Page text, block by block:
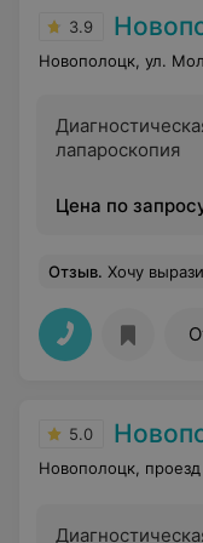
3.9
Новополоцк, ул.
лапароскопия
Цена по
Отзыв. Хочу выразить огромную благодарность
5.0
Новополоцк,